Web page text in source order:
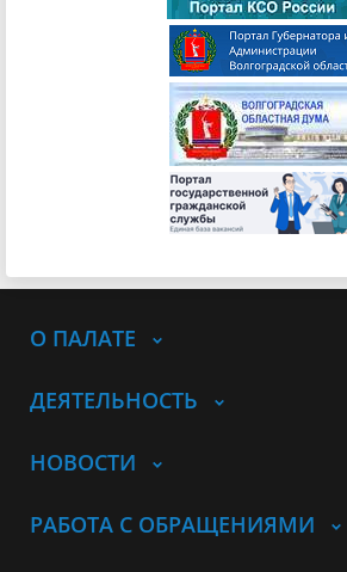
О ПАЛАТЕ
ДЕЯТЕЛЬНОСТЬ
НОВОСТИ
РАБОТА С ОБРАЩЕНИЯМИ